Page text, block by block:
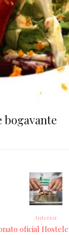
bogavante
Anterior
oficial